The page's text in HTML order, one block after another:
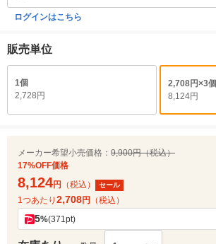
ログインはこちら
販売単位
1個
2,728円
2,708円×3個
8,124円
メーカー希望小売価格： 9,900円（税込）
17%OFF価格
8,124円 （税込） セール
1つあたり 2,708円 （税込）
5%(371pt)